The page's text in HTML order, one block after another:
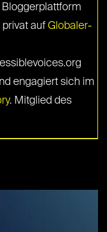
privat auf Globaler-
engagiert sich im
. Mitglied des